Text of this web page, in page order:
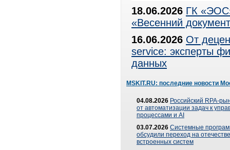
18.06.2026 ГК
«Весенний
16.06.2026 От
service: эксперты
данных
MSKIT.RU: последние новости
04.08.2026 Российский RPA-
от автоматизации задач к
процессами и AI
03.07.2026 Системные
обсудили переход на
встроенных систем